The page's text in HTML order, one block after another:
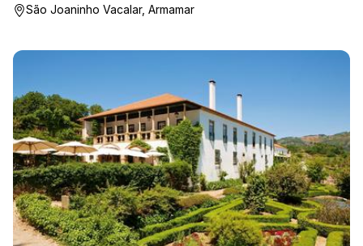
São Joaninho Vacalar, Armamar